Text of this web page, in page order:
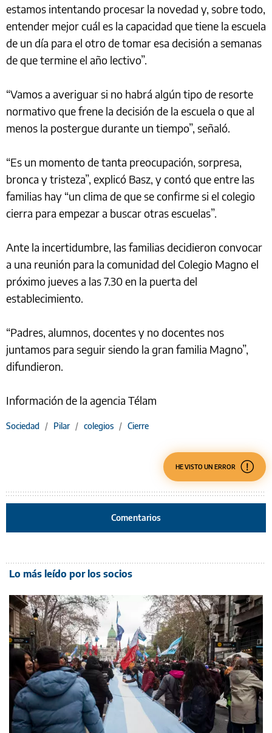
estamos intentando procesar la novedad y, sobre todo,
entender mejor cuál es la capacidad que tiene la escuela
de un día para el otro de tomar esa decisión a semanas
de que termine el año lectivo”.
“Vamos a averiguar si no habrá algún tipo de resorte
normativo que frene la decisión de la escuela o que al
menos la postergue durante un tiempo”, señaló.
“Es un momento de tanta preocupación, sorpresa,
bronca y tristeza”, explicó Basz, y contó que entre las
familias hay “un clima de que se confirme si el colegio
cierra para empezar a buscar otras escuelas”.
Ante la incertidumbre, las familias decidieron convocar
a una reunión para la comunidad del Colegio Magno el
próximo jueves a las 7.30 en la puerta del
establecimiento.
“Padres, alumnos, docentes y no docentes nos
juntamos para seguir siendo la gran familia Magno”,
difundieron.
Información de la agencia Télam
Sociedad / Pilar / colegios / Cierre
HE VISTO UN ERROR
Comentarios
Lo más leído por los socios